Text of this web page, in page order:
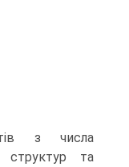
з числа
структур та